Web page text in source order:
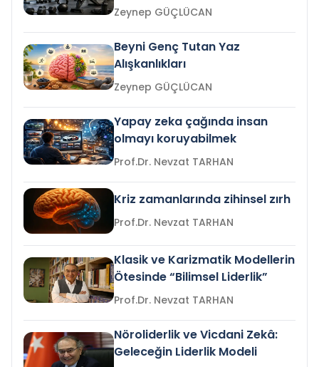
Zeynep GÜÇLÜCAN
Beyni Genç Tutan Yaz
Alışkanlıkları
Zeynep GÜÇLÜCAN
Yapay zeka çağında insan
olmayı koruyabilmek
Prof.Dr. Nevzat TARHAN
Kriz zamanlarında zihinsel zırh
Prof.Dr. Nevzat TARHAN
Klasik ve Karizmatik Modellerin
Ötesinde “Bilimsel Liderlik”
Prof.Dr. Nevzat TARHAN
Nöroliderlik ve Vicdani Zekâ:
Geleceğin Liderlik Modeli